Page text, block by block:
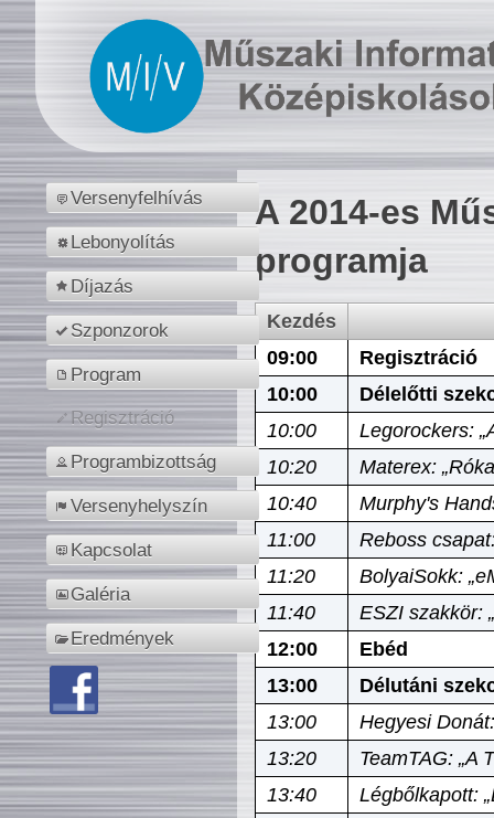
Versenyfelhívás
Lebonyolítás
Díjazás
Szponzorok
Program
Regisztráció
Programbizottság
Versenyhelyszín
Kapcsolat
Galéria
Eredmények
A 2014-es
programja
Kezdés
09:00
Regisztráció
10:00
Délelőtti
10:00
Legorockers:
10:20
Materex:
10:40
Murphy's
11:00
Reboss
11:20
BolyaiSokk:
11:40
ESZI szakkör:
12:00
Ebéd
13:00
Délutáni
13:00
Hegyesi
13:20
TeamTAG: „A
13:40
Légbőlkapott: